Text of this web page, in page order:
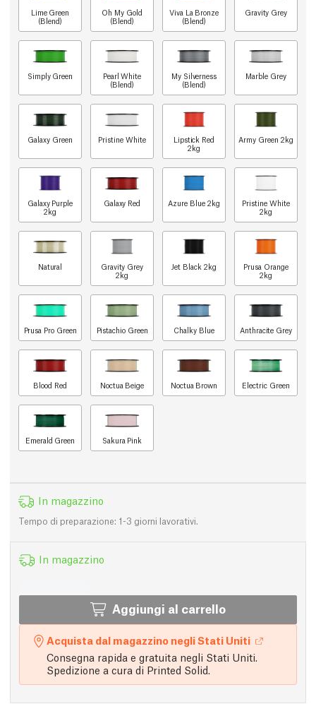
Lime Green
(Blend)
Oh My Gold
(Blend)
Viva La Bronze
(Blend)
Gravity Grey
Simply Green
Pearl White
(Blend)
My Silverness
(Blend)
Marble Grey
Galaxy Green Pristine White
Lipstick Red
2kg
Army Green 2kg
Galaxy Purple
2kg
Galaxy Red Azure Blue 2kg
Pristine White
2kg
Natural
Gravity Grey
2kg
Jet Black 2kg
Prusa Orange
2kg
Prusa Pro Green Pistachio Green Chalky Blue Anthracite Grey
Blood Red Noctua Beige Noctua Brown Electric Green
Emerald Green Sakura Pink
In magazzino
Tempo di preparazione: 1-3 giorni lavorativi.
In magazzino
Aggiungi al carrello
Acquista dal magazzino negli Stati Uniti
Consegna rapida e gratuita negli Stati Uniti.
Spedizione a cura di Printed Solid.